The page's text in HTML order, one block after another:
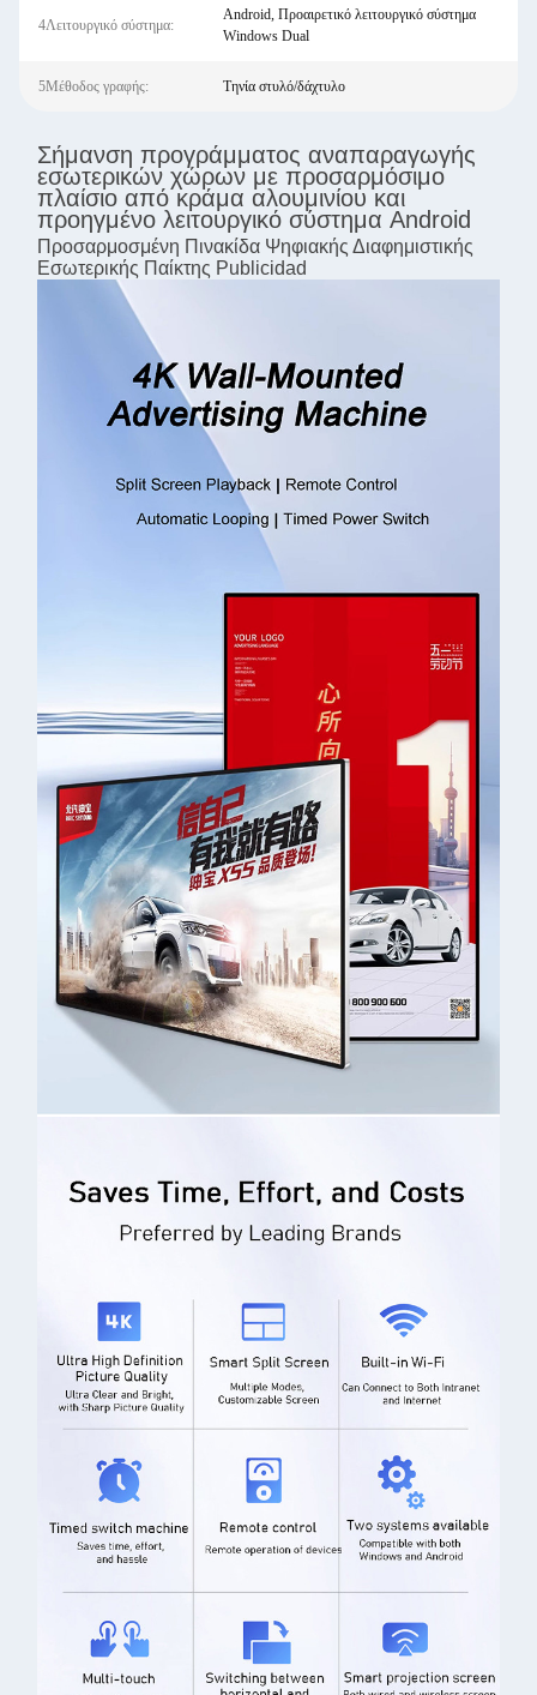
4Λειτουργικό σύστημα:
Android, Προαιρετικό λειτουργικό σύστημα
Windows Dual
5Μέθοδος γραφής: Τηνία στυλό/δάχτυλο
Σήμανση προγράμματος αναπαραγωγής
εσωτερικών χώρων με προσαρμόσιμο
πλαίσιο από κράμα αλουμινίου και
προηγμένο λειτουργικό σύστημα Android
Προσαρμοσμένη Πινακίδα Ψηφιακής Διαφημιστικής
Εσωτερικής Παίκτης Publicidad